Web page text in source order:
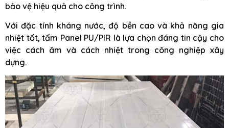
bảo vệ hiệu quả cho công trình.
Với đặc tính kháng nước, độ bền cao và khả năng gia
nhiệt tốt, tấm Panel PU/PIR là lựa chọn đáng tin cậy cho
việc cách âm và cách nhiệt trong công nghiệp xây
dựng.